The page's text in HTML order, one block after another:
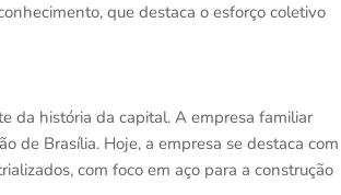
que destaca o esforço coletivo
da história da capital. A empresa familiar
de Brasília. Hoje, a empresa se destaca com
com foco em aço para a construção